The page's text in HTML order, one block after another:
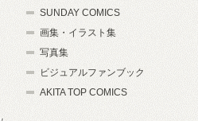
SUNDAY COMICS
画集・イラスト集
写真集
ビジュアルファンブック
AKITA TOP COMICS